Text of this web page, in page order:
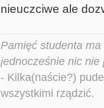
nieuczciwe ale
Pamięć studenta
jednocześnie nic nie
- Kilka(naście?)
wszystkimi rządzić.